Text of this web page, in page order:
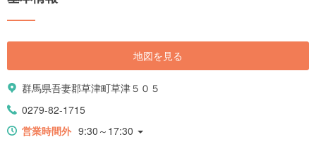
地図を見る
群馬県吾妻郡草津町草津５０５
0279-82-1715
営業時間外 9:30～17:30